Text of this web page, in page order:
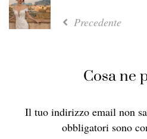
Precedente
Cosa ne
Il tuo indirizzo email non
obbligatori sono